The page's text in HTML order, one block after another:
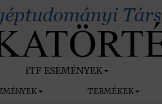
iTF ESEMÉNYEK
TERMÉKEK